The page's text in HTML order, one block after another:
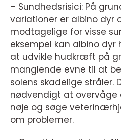
– Sundhedsrisici: På
variationer er albino dyr
modtagelige for visse
eksempel kan albino dyr
at udvikle hudkræft på
manglende evne til at
solens skadelige stråler.
nødvendigt at overvåge
nøje og søge
om problemer.